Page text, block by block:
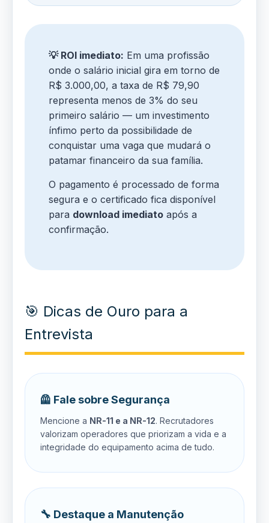
💡 ROI imediato: Em uma profissão
onde o salário inicial gira em torno de
R$ 3.000,00, a taxa de R$ 79,90
representa menos de 3% do seu
primeiro salário — um investimento
ínfimo perto da possibilidade de
conquistar uma vaga que mudará o
patamar financeiro da sua família.
O pagamento é processado de forma
segura e o certificado fica disponível
para download imediato após a
confirmação.
🎯 Dicas de Ouro para a
Entrevista
🦺 Fale sobre Segurança
Mencione a NR-11 e a NR-12. Recrutadores
valorizam operadores que priorizam a vida e a
integridade do equipamento acima de tudo.
🔧 Destaque a Manutenção